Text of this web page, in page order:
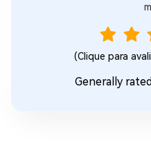
(Clique para
Generally rated